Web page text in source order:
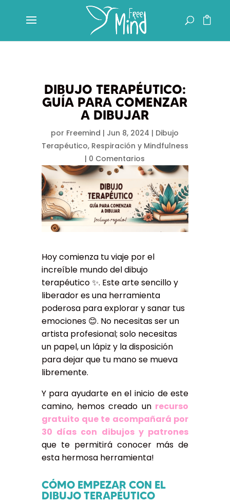
DIBUJO TERAPÉUTICO:
GUÍA PARA COMENZAR
A DIBUJAR
por Freemind | Jun 8, 2024 | Dibujo
Terapéutico, Respiración y Mindfulness
| 0 Comentarios
Hoy comienza tu viaje por el
increíble mundo del dibujo
terapéutico ✨. Este arte sencillo y
liberador es una herramienta
poderosa para explorar y sanar tus
emociones 😊. No necesitas ser un
artista profesional; solo necesitas
un papel, un lápiz y la disposición
para dejar que tu mano se mueva
libremente.
Y para ayudarte en el inicio de este
camino, hemos creado un recurso
gratuito que te acompañará por
30 días con dibujos y patrones
que te permitirá conocer más de
esta hermosa herramienta!
CÓMO EMPEZAR CON EL
DIBUJO TERAPÉUTICO